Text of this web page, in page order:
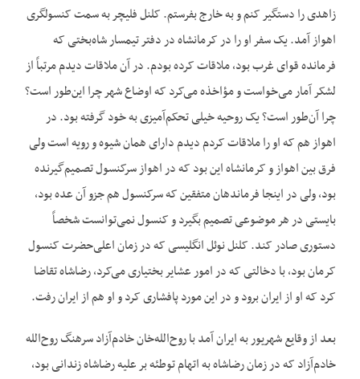
زاهدی را دستگیر کنم و به خارج بفرستم. کلنل فلیچر به سمت کنسولگری
اهواز آمد. یک سفر او را در کرمانشاه در دفتر تیمسار شاه‌بختی که
فرمانده قوای غرب بود، ملاقات کرده بودم. در آن ملاقات دیدم مرتباً از
لشکر آمار می‌خواست و مؤاخذه می‌کرد که اوضاع شهر چرا این‌طور است؟
چرا آن‌طور است؟ یک روحیه خیلی تحکم‌آمیزی به خود گرفته بود. در
اهواز هم که او را ملاقات کردم دیدم دارای همان شیوه و رویه است ولی
فرق بین اهواز و کرمانشاه این بود که در اهواز سرکنسول تصمیم‌گیرنده
بود، ولی در اینجا فرماندهان متفقین که سرکنسول هم جزو آن عده بود،
بایستی در هر موضوعی تصمیم بگیرد و کنسول نمی‌توانست شخصاً
دستوری صادر کند. کلنل نوئل انگلیسی که در زمان اعلی‌حضرت کنسول
کرمان بود، با دخالتی که در امور عشایر بختیاری می‌کرد، رضاشاه تقاضا
کرد که او از ایران برود و در این مورد پافشاری کرد و او هم از ایران رفت.
بعد از وقایع شهریور به ایران آمد با روح‌الله‌خان خادم‌آزاد سرهنگ روح‌الله
خادم‌آزاد که در زمان رضاشاه به اتهام توطئه بر علیه رضاشاه زندانی بود،